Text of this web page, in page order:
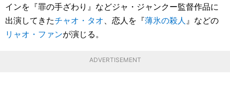
インを『罪の手ざわり』などジャ・ジャンクー監督作品に
出演してきたチャオ・タオ、恋人を『薄氷の殺人』などの
リャオ・ファンが演じる。
ADVERTISEMENT